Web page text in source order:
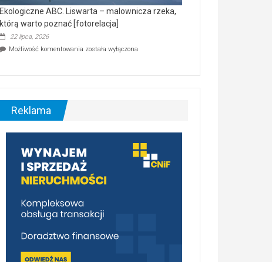
Ekologiczne ABC. Liswarta – malownicza rzeka,
którą warto poznać [fotorelacja]
22 lipca, 2026
Możliwość komentowania Ekologiczne
–
malownicza
[fotorelacja]
została wyłączona
Reklama